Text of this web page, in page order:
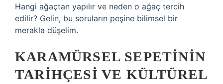
Hangi ağaçtan yapılır ve neden o ağaç tercih
edilir? Gelin, bu soruların peşine bilimsel bir
merakla düşelim.
KARAMÜRSEL SEPETININ
TARIHÇESI VE KÜLTÜREL